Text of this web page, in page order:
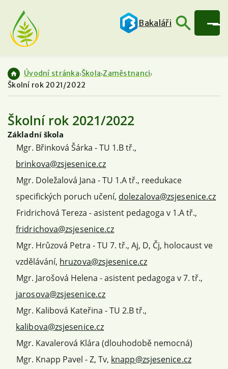
Bakaláři
Úvodní stránka Škola Zaměstnanci
Školní rok 2021/2022
Školní rok 2021/2022
Základní škola
Mgr. Břinková Šárka - TU 1.B tř.,
brinkova@zsjesenice.cz
Mgr. Doležalová Jana - TU 1.A tř., reedukace
specifických poruch učení, dolezalova@zsjesenice.cz
Fridrichová Tereza - asistent pedagoga v 1.A tř.,
fridrichova@zsjesenice.cz
Mgr. Hrůzová Petra - TU 7. tř., Aj, D, Čj, holocaust ve
vzdělávání, hruzova@zsjesenice.cz
Mgr. Jarošová Helena - asistent pedagoga v 7. tř.,
jarosova@zsjesenice.cz
Mgr. Kalibová Kateřina - TU 2.B tř.,
kalibova@zsjesenice.cz
Mgr. Kavalerová Klára (dlouhodobě nemocná)
Mgr. Knapp Pavel - Z, Tv, knapp@zsjesenice.cz